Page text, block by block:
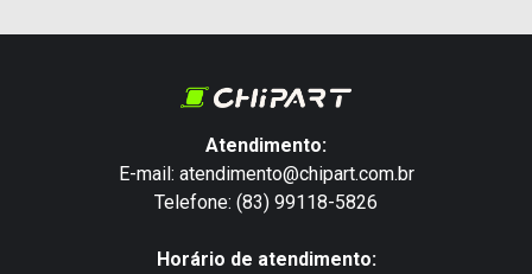
Atendimento:
E-mail: atendimento@chipart.com.br
Telefone: (83) 99118-5826
Horário de atendimento: